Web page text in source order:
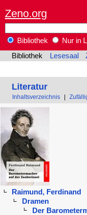
Zeno.org
Bibliothek
Nur in
Bibliothek
Lesesaal
Literatur
Inhaltsverzeichnis
Raimund, Ferdinand
Dramen
Der